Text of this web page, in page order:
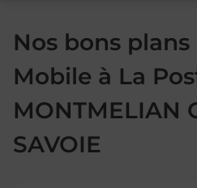
Nos bons plans
Mobile à La
MONTMELIAN
SAVOIE